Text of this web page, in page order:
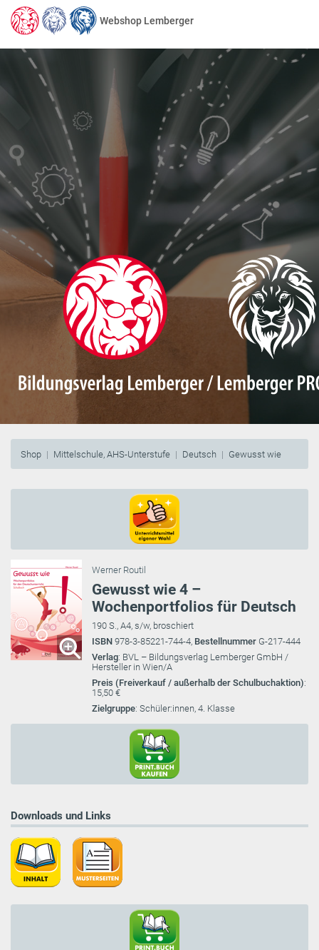
Webshop Lemberger
Shop Mittelschule, AHS-Unterstufe Deutsch Gewusst wie
Werner Routil
Gewusst wie 4 –
Wochenportfolios für Deutsch
190 S., A4, s/w, broschiert
ISBN 978-3-85221-744-4, Bestellnummer G-217-444
Verlag: BVL – Bildungsverlag Lemberger GmbH /
Hersteller in Wien/A
Preis (Freiverkauf / außerhalb der Schulbuchaktion):
15,50 €
Zielgruppe: Schüler:innen, 4. Klasse
Downloads und Links